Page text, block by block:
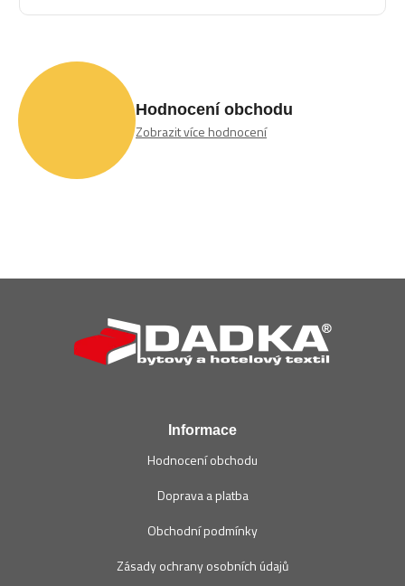
Hodnocení obchodu
Zobrazit více hodnocení
Informace
Hodnocení obchodu
Doprava a platba
Obchodní podmínky
Zásady ochrany osobních údajů